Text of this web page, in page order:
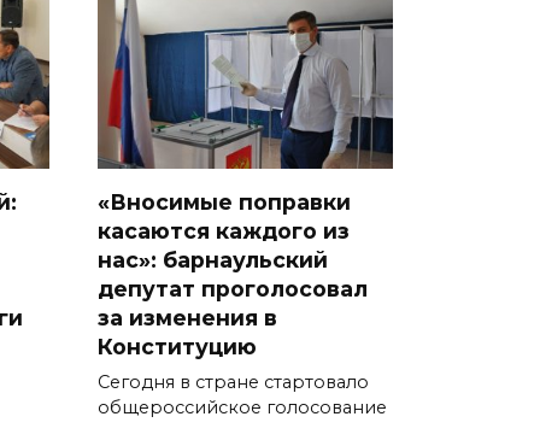
«Вносимые поправки
касаются каждого из
нас»: барнаульский
депутат проголосовал
за изменения в
Конституцию
Сегодня в стране стартовало
общероссийское голосование